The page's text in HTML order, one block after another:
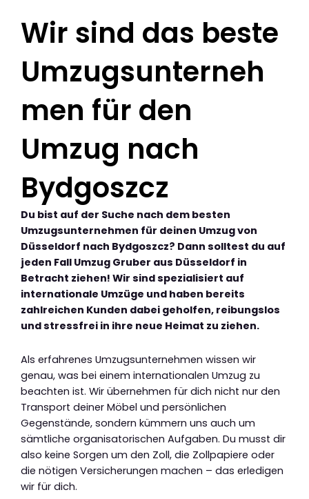
Wir sind das beste
Umzugsunterneh
men für den
Umzug nach
Bydgoszcz
Du bist auf der Suche nach dem besten
Umzugsunternehmen für deinen Umzug von
Düsseldorf nach Bydgoszcz? Dann solltest du auf
jeden Fall Umzug Gruber aus Düsseldorf in
Betracht ziehen! Wir sind spezialisiert auf
internationale Umzüge und haben bereits
zahlreichen Kunden dabei geholfen, reibungslos
und stressfrei in ihre neue Heimat zu ziehen.
Als erfahrenes Umzugsunternehmen wissen wir
genau, was bei einem internationalen Umzug zu
beachten ist. Wir übernehmen für dich nicht nur den
Transport deiner Möbel und persönlichen
Gegenstände, sondern kümmern uns auch um
sämtliche organisatorischen Aufgaben. Du musst dir
also keine Sorgen um den Zoll, die Zollpapiere oder
die nötigen Versicherungen machen – das erledigen
wir für dich.